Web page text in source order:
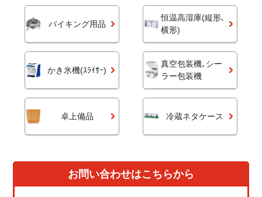
バイキング用品
恒温高湿庫(縦形､
横形)
かき氷機(ｽﾗｲｻｰ)
真空包装機､シー
ラー包装機
卓上備品 冷蔵ネタケース
お問い合わせはこちらから